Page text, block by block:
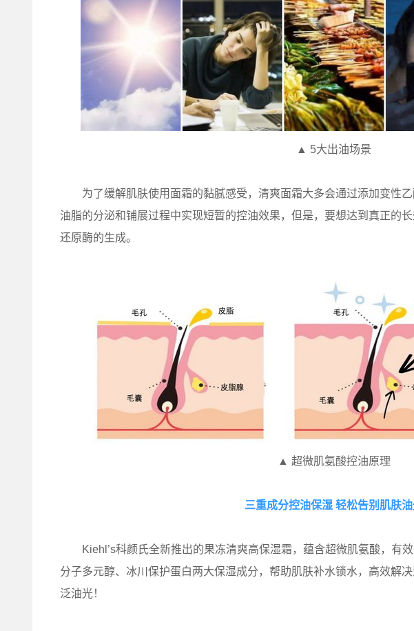
▲ 5大出油场景
为了缓解肌肤使用面霜的黏腻感受，清爽面霜大多会通过添加变性乙
油脂的分泌和铺展过程中实现短暂的控油效果，但是，要想达到真正的
还原酶的生成。
▲ 超微肌氨酸控油原理
三重成分控油保湿 轻松告别肌肤
Kiehl’s科颜氏全新推出的果冻清爽高保湿霜，蕴含超微肌氨酸，有
分子多元醇、冰川保护蛋白两大保湿成分，帮助肌肤补水锁水，高效解
泛油光！